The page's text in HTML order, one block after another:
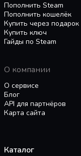
Пополнить Steam
Пополнить кошелёк
Купить через подарок
Купить ключ
Гайды по Steam
О компании
О сервисе
Блог
API для партнёров
Карта сайта
Каталог